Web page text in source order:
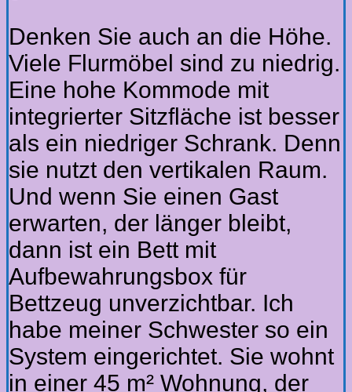
Denken Sie auch an die Höhe.
Viele Flurmöbel sind zu niedrig.
Eine hohe Kommode mit
integrierter Sitzfläche ist besser
als ein niedriger Schrank. Denn
sie nutzt den vertikalen Raum.
Und wenn Sie einen Gast
erwarten, der länger bleibt,
dann ist ein Bett mit
Aufbewahrungsbox für
Bettzeug unverzichtbar. Ich
habe meiner Schwester so ein
System eingerichtet. Sie wohnt
in einer 45 m² Wohnung, der